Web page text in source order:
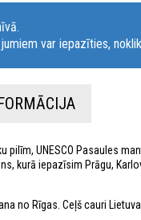
var iepazīties,
pilīm, UNESCO Pasaules
kurā iepazīsim Prāgu,
no Rīgas. Ceļš cauri